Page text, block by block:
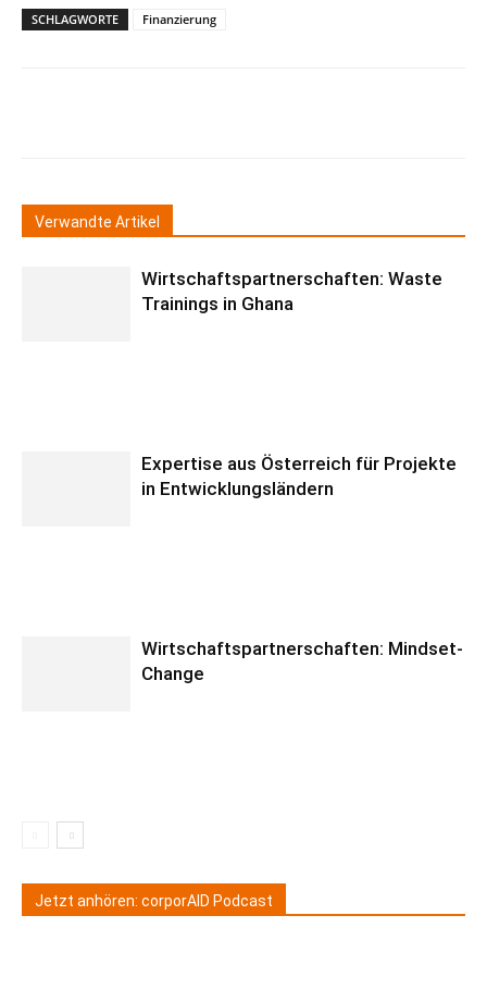
SCHLAGWORTE Finanzierung
Verwandte Artikel
Wirtschaftspartnerschaften: Waste
Trainings in Ghana
Expertise aus Österreich für Projekte
in Entwicklungsländern
Wirtschaftspartnerschaften: Mindset-
Change
Jetzt anhören: corporAID Podcast